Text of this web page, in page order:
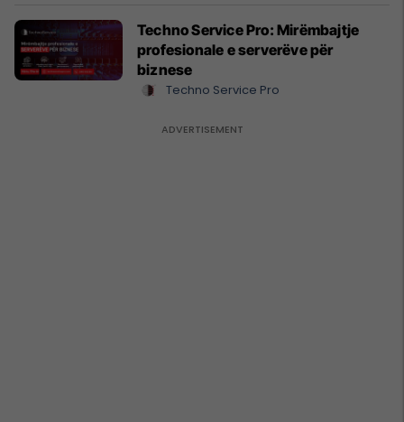
Techno Service Pro: Mirëmbajtje
profesionale e serverëve për
biznese
Techno Service Pro